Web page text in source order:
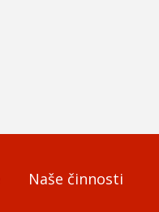
Naše činnosti